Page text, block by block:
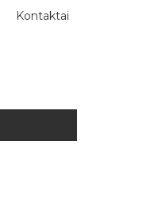
Kontaktai